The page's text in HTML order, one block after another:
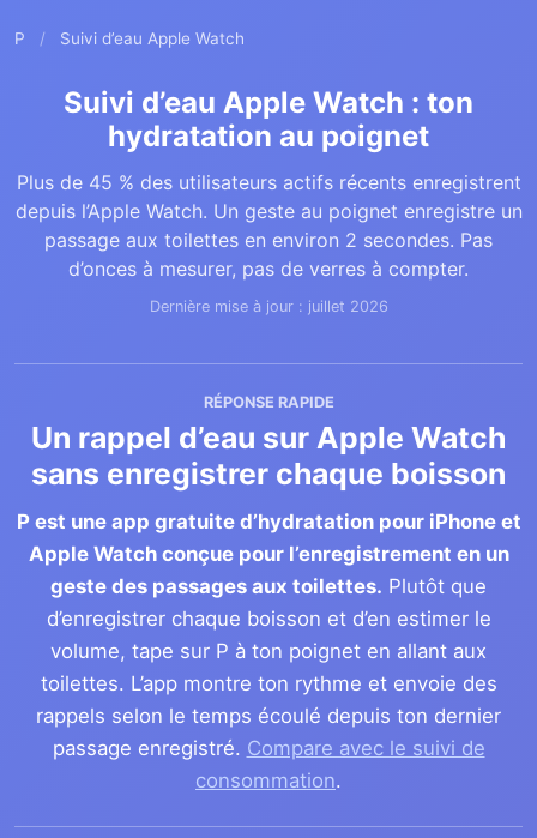
P / Suivi d’eau Apple Watch
Suivi d’eau Apple Watch : ton
hydratation au poignet
Plus de 45 % des utilisateurs actifs récents enregistrent
depuis l’Apple Watch. Un geste au poignet enregistre un
passage aux toilettes en environ 2 secondes. Pas
d’onces à mesurer, pas de verres à compter.
Dernière mise à jour : juillet 2026
RÉPONSE RAPIDE
Un rappel d’eau sur Apple Watch
sans enregistrer chaque boisson
P est une app gratuite d’hydratation pour iPhone et
Apple Watch conçue pour l’enregistrement en un
geste des passages aux toilettes. Plutôt que
d’enregistrer chaque boisson et d’en estimer le
volume, tape sur P à ton poignet en allant aux
toilettes. L’app montre ton rythme et envoie des
rappels selon le temps écoulé depuis ton dernier
passage enregistré. Compare avec le suivi de
consommation.